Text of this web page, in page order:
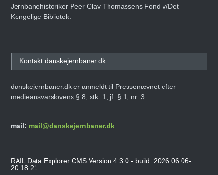
Jernbanehistoriker Peer Olav Thomassens Fond v/Det
Kongelige Bibliotek.
Kontakt danskejernbaner.dk
danskejernbaner.dk er anmeldt til Pressenævnet efter
medieansvarslovens § 8, stk. 1, jf. § 1, nr. 3.
mail: mail@danskejernbaner.dk
RAIL Data Explorer CMS Version 4.3.0 - build: 2026.06.06-
20:18:21